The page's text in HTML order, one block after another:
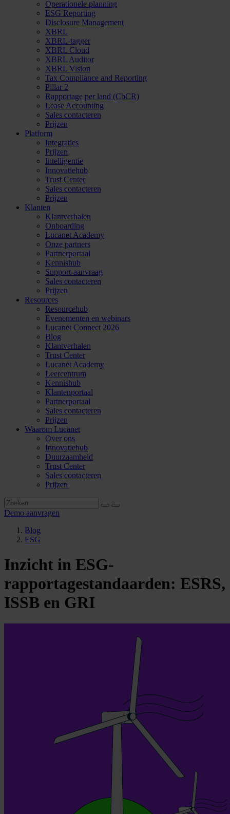
Operationele planning
ESG Reporting
Disclosure Management
XBRL
XBRL-tagger
XBRL Cloud
XBRL Auditor
XBRL Vision
Tax Compliance and Reporting
Pillar 2
Rapportage per land (CbCR)
Lease Accounting
Sales contacteren
Prijzen
Platform
Integraties
Prijzen
Intelligentie
Innovatiehub
Trust Center
Sales contacteren
Prijzen
Klanten
Klantverhalen
Onboarding
Lucanet Academy
Onze partners
Partnerportaal
Kennishub
Support-aanvraag
Sales contacteren
Prijzen
Resources
Resourcehub
Evenementen en webinars
Lucanet Connect 2026
Blog
Klantverhalen
Trust Center
Lucanet Academy
Leercentrum
Kennishub
Klantenportaal
Partnerportaal
Sales contacteren
Prijzen
Waarom Lucanet
Over ons
Innovatiehub
Duurzaamheid
Trust Center
Sales contacteren
Prijzen
Demo aanvragen
Blog
ESG
Inzicht in ESG-
rapportagestandaarden: ESRS,
ISSB en GRI